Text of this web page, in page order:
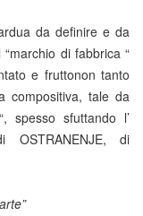
da definire e da
di fabbrica “
e fruttonon tanto
compositiva, tale da
spesso sfuttando l’
di